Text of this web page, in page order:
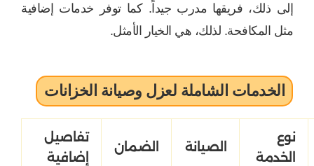
إلى ذلك، فريقها مدرب جيداً. كما توفر خدمات إضافية
مثل المكافحة. لذلك، هي الخيار الأمثل.
الخدمات الشاملة لعزل وصيانة الخزانات
نوع
الخدمة
الصيانة الضمان
تفاصيل
إضافية